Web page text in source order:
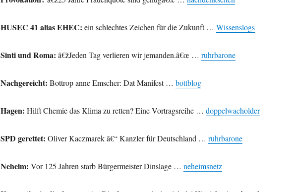
HUSEC 41 alias EHEC: ein schlechtes Zeichen für die Zukunft … Wissenslogs
Sinti und Roma: â€žJeden Tag verlieren wir jemanden.â€œ … ruhrbarone
Nachgereicht: Bottrop anne Emscher: Dat Manifest … bottblog
Hagen: Hilft Chemie das Klima zu retten? Eine Vortragsreihe … doppelwacholder
SPD gerettet: Oliver Kaczmarek â€“ Kanzler für Deutschland … ruhrbarone
Neheim: Vor 125 Jahren starb Bürgermeister Dinslage … neheimsnetz